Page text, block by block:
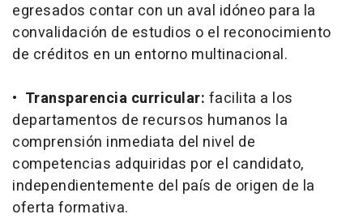
egresados contar con un aval idóneo para la
convalidación de estudios o el reconocimiento
de créditos en un entorno multinacional.
• Transparencia curricular: facilita a los
departamentos de recursos humanos la
comprensión inmediata del nivel de
competencias adquiridas por el candidato,
independientemente del país de origen de la
oferta formativa.